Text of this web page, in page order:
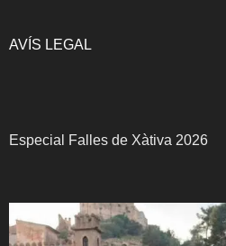
AVÍS LEGAL
Especial Falles de Xàtiva 2026